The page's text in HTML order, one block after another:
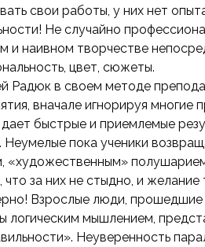
свои работы, у них нет
Не случайно
и наивном творчестве
цвет, сюжеты.
Радюк в своем методе
вначале игнорируя
быстрые и приемлемые
Неумелые пока ученики
«художественным»
что за них не стыдно, и
Взрослые люди,
логическим мышлением,
Неуверенность